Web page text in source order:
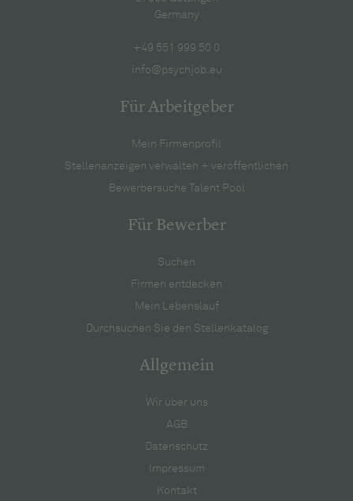
Germany
+49 551 999 50 0
info@psychjob.eu
Für Arbeitgeber
Mein Firmenprofil
Stellenanzeigen verwalten + veröffentlichen
Bewerbersuche Talent Pool
Für Bewerber
Suchen
Firmen entdecken
Mein Lebenslauf
Durchsuchen Sie den Stellenkatalog
Allgemein
Wir über uns
AGB
Datenschutz
Impressum
Kontakt